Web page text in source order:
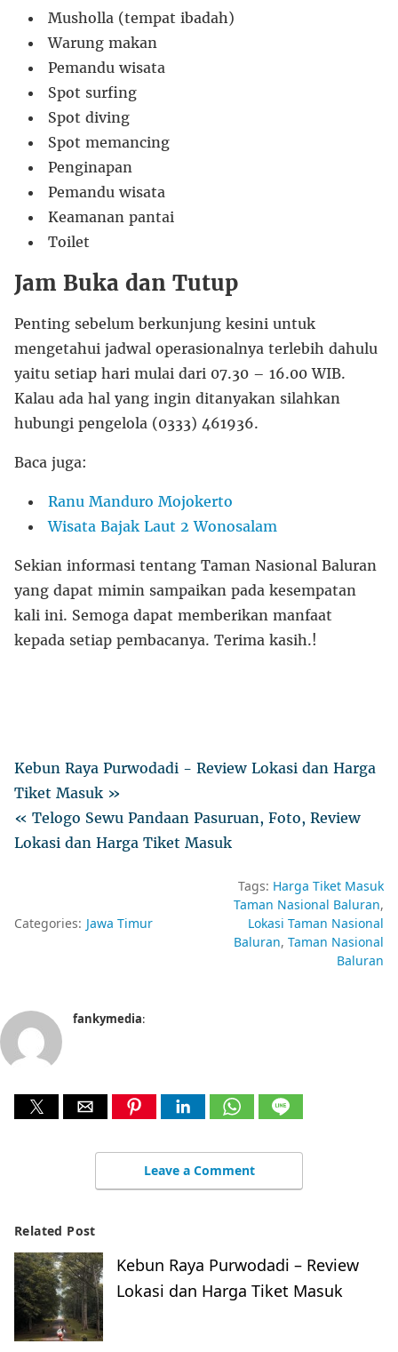
Musholla (tempat ibadah)
Warung makan
Pemandu wisata
Spot surfing
Spot diving
Spot memancing
Penginapan
Pemandu wisata
Keamanan pantai
Toilet
Jam Buka dan Tutup
Penting sebelum berkunjung kesini untuk
mengetahui jadwal operasionalnya terlebih dahulu
yaitu setiap hari mulai dari 07.30 – 16.00 WIB.
Kalau ada hal yang ingin ditanyakan silahkan
hubungi pengelola (0333) 461936.
Baca juga:
Ranu Manduro Mojokerto
Wisata Bajak Laut 2 Wonosalam
Sekian informasi tentang Taman Nasional Baluran
yang dapat mimin sampaikan pada kesempatan
kali ini. Semoga dapat memberikan manfaat
kepada setiap pembacanya. Terima kasih.!
Kebun Raya Purwodadi - Review Lokasi dan Harga
Tiket Masuk »
« Telogo Sewu Pandaan Pasuruan, Foto, Review
Lokasi dan Harga Tiket Masuk
Categories: Jawa Timur
Tags: Harga Tiket Masuk
Taman Nasional Baluran
Lokasi Taman Nasional
Baluran Taman Nasional
Baluran
fankymedia:
Leave a Comment
Related Post
Kebun Raya Purwodadi – Review
Lokasi dan Harga Tiket Masuk